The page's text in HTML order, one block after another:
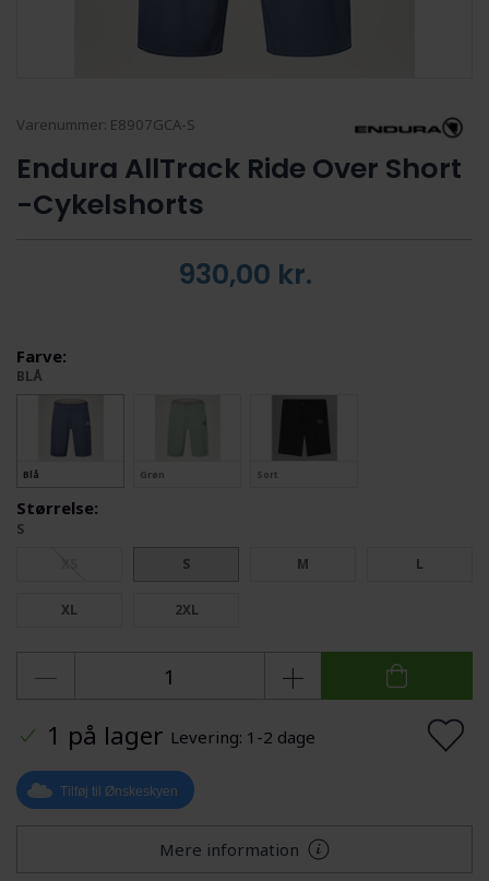
Varenummer: E8907GCA-S
Endura AllTrack Ride Over Short
-Cykelshorts
930,00 kr.
Farve:
BLÅ
Blå Grøn Sort
Størrelse:
S
S M L
XL 2XL
1 på lager Levering: 1-2 dage
Tilføj til Ønskeskyen
Mere information